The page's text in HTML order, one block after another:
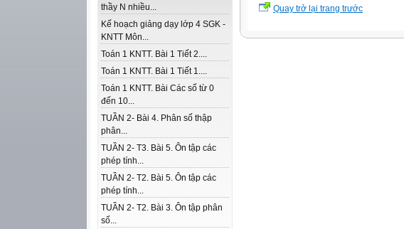
thầy N nhiều...
Kế hoạch giảng dạy lớp 4 SGK -
KNTT Môn...
Toán 1 KNTT. Bài 1 Tiết 2....
Toán 1 KNTT. Bài 1 Tiết 1....
Toán 1 KNTT. Bài Các số từ 0
đến 10...
TUẦN 2- Bài 4. Phân số thập
phân...
TUẦN 2- T3. Bài 5. Ôn tập các
phép tính...
TUẦN 2- T2. Bài 5. Ôn tập các
phép tính...
TUẦN 2- T2. Bài 3. Ôn tập phân
số...
Quay trở lại trang trước